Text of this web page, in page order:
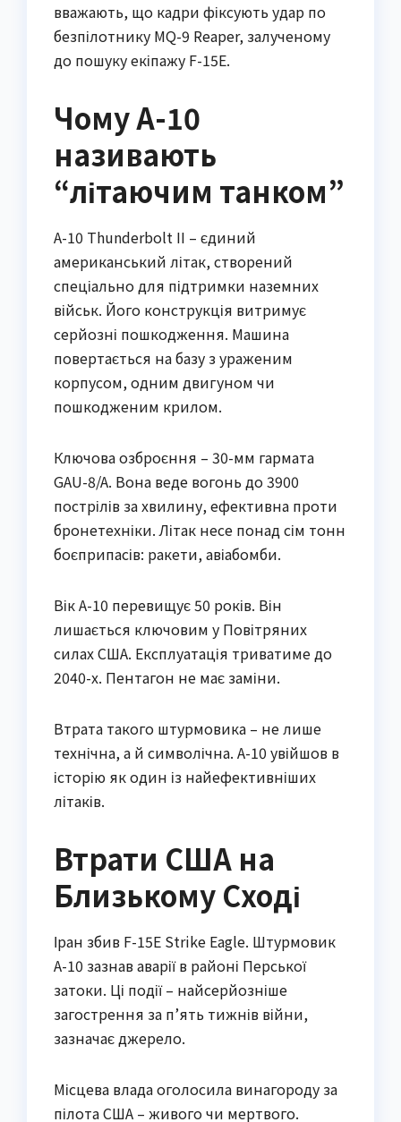
вважають, що кадри фіксують удар по
безпілотнику MQ-9 Reaper, залученому
до пошуку екіпажу F-15E.
Чому A-10
називають
“літаючим танком”
A-10 Thunderbolt II – єдиний
американський літак, створений
спеціально для підтримки наземних
військ. Його конструкція витримує
серйозні пошкодження. Машина
повертається на базу з ураженим
корпусом, одним двигуном чи
пошкодженим крилом.
Ключова озброєння – 30-мм гармата
GAU-8/A. Вона веде вогонь до 3900
пострілів за хвилину, ефективна проти
бронетехніки. Літак несе понад сім тонн
боєприпасів: ракети, авіабомби.
Вік A-10 перевищує 50 років. Він
лишається ключовим у Повітряних
силах США. Експлуатація триватиме до
2040-х. Пентагон не має заміни.
Втрата такого штурмовика – не лише
технічна, а й символічна. A-10 увійшов в
історію як один із найефективніших
літаків.
Втрати США на
Близькому Сході
Іран збив F-15E Strike Eagle. Штурмовик
A-10 зазнав аварії в районі Перської
затоки. Ці події – найсерйозніше
загострення за п’ять тижнів війни,
зазначає джерело.
Місцева влада оголосила винагороду за
пілота США – живого чи мертвого.